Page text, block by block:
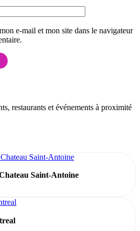
e-mail et mon site dans le navigateur
restaurants et événements à proximité
Saint-Antoine